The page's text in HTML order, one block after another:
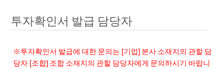
투자확인서 발급 담당자
※투자확인서 발급에 대한 문의는 [기업] 본사 소재지의 관할 담
당자 [조합] 조합 소재지의 관할 담당자에게 문의하시기 바랍니